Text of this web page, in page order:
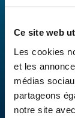
Ce site web
Les cookies
et les
médias
partageons
notre site
Avec
d’occasion
votre 2
chez vous.
Rechercher